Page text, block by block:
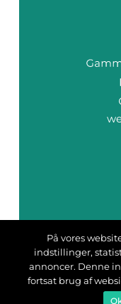
På vores
indstillinger,
annoncer. Denne
fortsat brug af